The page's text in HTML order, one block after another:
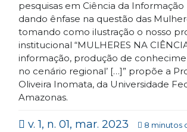
pesquisas em Ciência da Informação
dando ênfase na questão das
tomando como ilustração o nosso
institucional “MULHERES NA
informação, produção de
no cenário regional’ […]” propõe a
Oliveira Inomata, da Universidade
Amazonas.
v. 1, n. 01, mar. 2023 8 minutos